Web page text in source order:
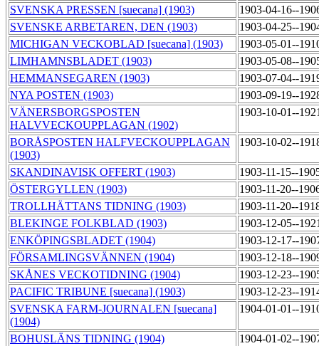
SVENSKA PRESSEN [suecana] (1903)
1903-04-16--
SVENSKE ARBETAREN, DEN (1903)
1903-04-25--
MICHIGAN VECKOBLAD [suecana] (1903)
1903-05-01--
LIMHAMNSBLADET (1903)
1903-05-08--
HEMMANSEGAREN (1903)
1903-07-04--
NYA POSTEN (1903)
1903-09-19--
VÄNERSBORGSPOSTEN
HALVVECKOUPPLAGAN (1902)
1903-10-01--
BORÅSPOSTEN HALFVECKOUPPLAGAN
(1903)
1903-10-02--
SKANDINAVISK OFFERT (1903)
1903-11-15--
ÖSTERGYLLEN (1903)
1903-11-20--
TROLLHÄTTANS TIDNING (1903)
1903-11-20--
BLEKINGE FOLKBLAD (1903)
1903-12-05--
ENKÖPINGSBLADET (1904)
1903-12-17--
FÖRSAMLINGSVÄNNEN (1904)
1903-12-18--
SKÅNES VECKOTIDNING (1904)
1903-12-23--
PACIFIC TRIBUNE [suecana] (1903)
1903-12-23--
SVENSKA FARM-JOURNALEN [suecana]
(1904)
1904-01-01--
BOHUSLÄNS TIDNING (1904)
1904-01-02--